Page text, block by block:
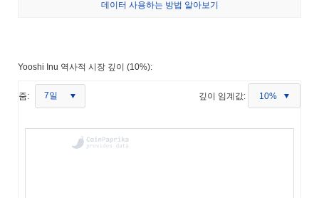
데이터 사용하는 방법 알아보기
Yooshi Inu 역사적 시장 깊이 (10%):
줌: 7일 깊이 임계값: 10%